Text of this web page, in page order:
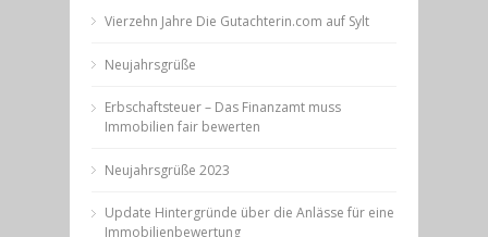
Vierzehn Jahre Die Gutachterin.com auf Sylt
Neujahrsgrüße
Erbschaftsteuer – Das Finanzamt muss
Immobilien fair bewerten
Neujahrsgrüße 2023
Update Hintergründe über die Anlässe für eine
Immobilienbewertung